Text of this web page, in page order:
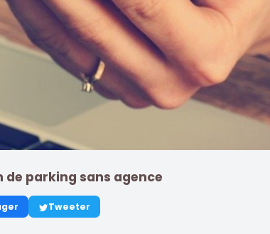
de parking sans agence
Tweeter